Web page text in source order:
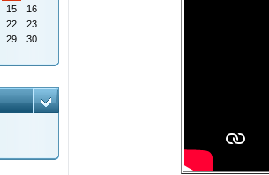
15
16
22
23
29
30